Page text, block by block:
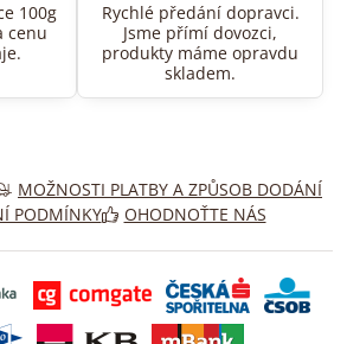
100g
cenu
Rychlé předání dopravci.
Jsme přímí dovozci,
produkty máme opravdu
skladem.
MOŽNOSTI PLATBY A ZPŮSOB DODÁNÍ
PODMÍNKY
OHODNOŤTE NÁS